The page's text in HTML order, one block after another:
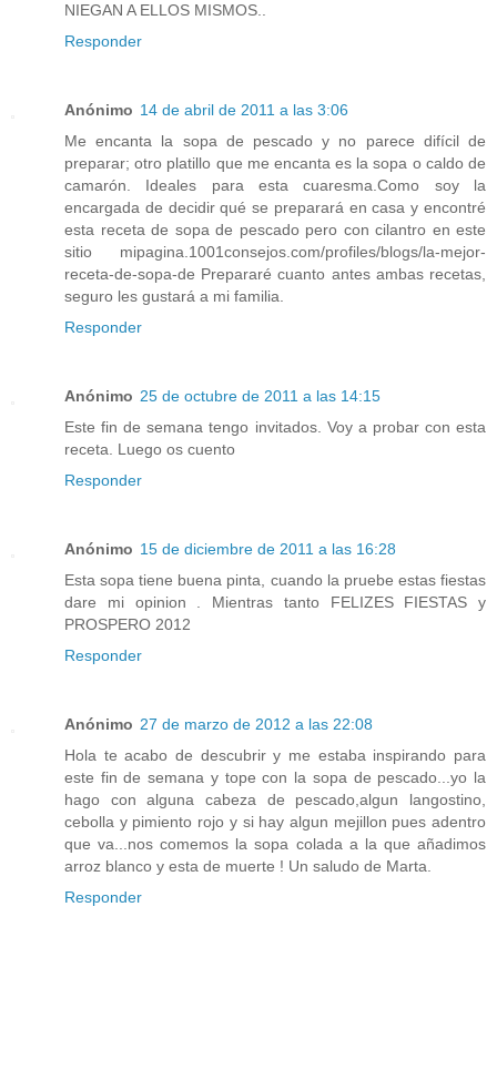
NIEGAN A ELLOS MISMOS..
Responder
Anónimo 14 de abril de 2011 a las 3:06
Me encanta la sopa de pescado y no parece difícil de
preparar; otro platillo que me encanta es la sopa o caldo de
camarón. Ideales para esta cuaresma.Como soy la
encargada de decidir qué se preparará en casa y encontré
esta receta de sopa de pescado pero con cilantro en este
sitio mipagina.1001consejos.com/profiles/blogs/la-mejor-
receta-de-sopa-de Prepararé cuanto antes ambas recetas,
seguro les gustará a mi familia.
Responder
Anónimo 25 de octubre de 2011 a las 14:15
Este fin de semana tengo invitados. Voy a probar con esta
receta. Luego os cuento
Responder
Anónimo 15 de diciembre de 2011 a las 16:28
Esta sopa tiene buena pinta, cuando la pruebe estas fiestas
dare mi opinion . Mientras tanto FELIZES FIESTAS y
PROSPERO 2012
Responder
Anónimo 27 de marzo de 2012 a las 22:08
Hola te acabo de descubrir y me estaba inspirando para
este fin de semana y tope con la sopa de pescado...yo la
hago con alguna cabeza de pescado,algun langostino,
cebolla y pimiento rojo y si hay algun mejillon pues adentro
que va...nos comemos la sopa colada a la que añadimos
arroz blanco y esta de muerte ! Un saludo de Marta.
Responder